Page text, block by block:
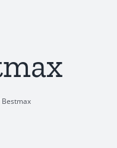
Bestmax